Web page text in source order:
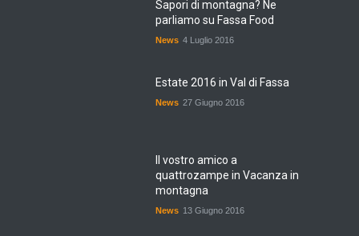
parliamo su Fassa Food
News 4 Luglio 2016
News 27 Giugno 2016
quattrozampe in Vacanza in
montagna
News 13 Giugno 2016